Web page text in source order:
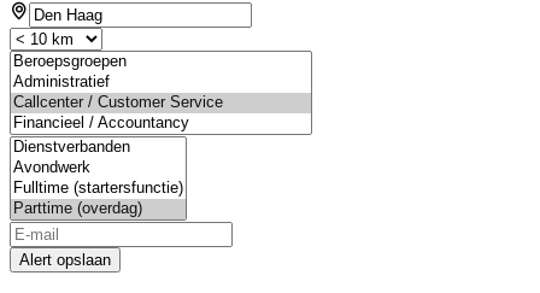
If
you
are
a
human,
ignore
this
field
Alert opslaan